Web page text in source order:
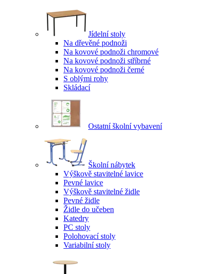
Jídelní stoly
Na dřevěné podnoži
Na kovové podnoži chromové
Na kovové podnoži stříbrné
Na kovové podnoži černé
S oblými rohy
Skládací
Ostatní školní vybavení
Školní nábytek
Výškově stavitelné lavice
Pevné lavice
Výškově stavitelné židle
Pevné židle
Židle do učeben
Katedry
PC stoly
Polohovací stoly
Variabilní stoly